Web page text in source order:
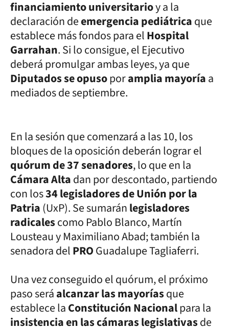
financiamiento universitarioy a la
declaración deemergencia pediátricaque
establece más fondos para elHospital
Garrahan. Si lo consigue, el Ejecutivo
deberá promulgar ambas leyes, ya que
Diputados se opusoporamplia mayoríaa
mediados de septiembre.
En la sesión que comenzará a las 10, los
bloques de la oposición deberán lograr el
quórum de 37 senadores, lo que en la
Cámara Altadan por descontado, partiendo
con los34 legisladores de Unión por la
Patria(UxP). Se sumaránlegisladores
radicalescomo Pablo Blanco, Martín
Lousteau y Maximiliano Abad; también la
senadora delPROGuadalupe Tagliaferri.
Una vez conseguido el quórum, el próximo
paso seráalcanzar las mayoríasque
establece laConstitución Nacionalpara la
insistencia en las cámaras legislativasde